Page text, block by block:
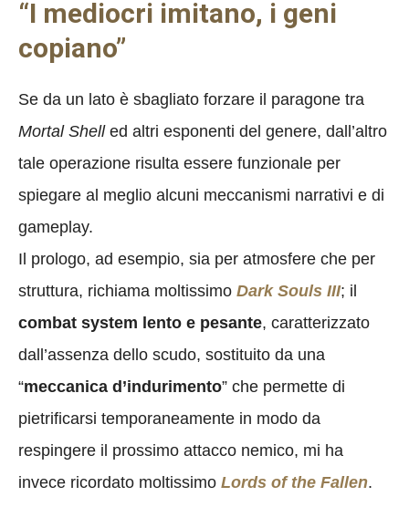
“I mediocri imitano, i geni
copiano”
Se da un lato è sbagliato forzare il paragone tra
Mortal Shell ed altri esponenti del genere, dall’altro
tale operazione risulta essere funzionale per
spiegare al meglio alcuni meccanismi narrativi e di
gameplay.
Il prologo, ad esempio, sia per atmosfere che per
struttura, richiama moltissimo Dark Souls III; il
combat system lento e pesante, caratterizzato
dall’assenza dello scudo, sostituito da una
“meccanica d’indurimento” che permette di
pietrificarsi temporaneamente in modo da
respingere il prossimo attacco nemico, mi ha
invece ricordato moltissimo Lords of the Fallen.